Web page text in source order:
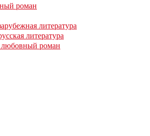
роман
литература
литература
роман